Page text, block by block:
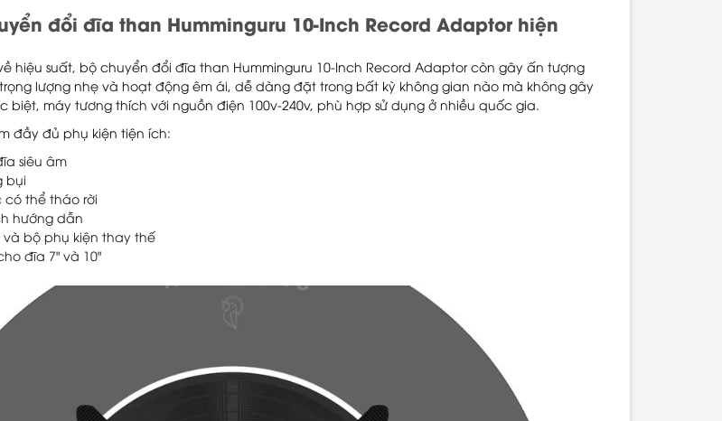
đổi đĩa than Humminguru 10-Inch Record Adaptor hiện
hiệu suất, bộ chuyển đổi đĩa than Humminguru 10-Inch Record Adaptor còn gây ấn tượng
lượng nhẹ và hoạt động êm ái, dễ dàng đặt trong bất kỳ không gian nào mà không gây
biệt, máy tương thích với nguồn điện 100v-240v, phù hợp sử dụng ở nhiều quốc gia.
đầy đủ phụ kiện tiện ích:
siêu âm
bụi
có thể tháo rời
hướng dẫn
và bộ phụ kiện thay thế
đĩa 7" và 10"